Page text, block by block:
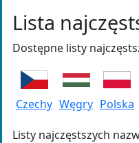
Lista
Dostępne listy
Czechy Węgry Polska
Listy najczęstszych